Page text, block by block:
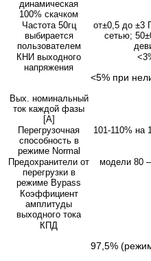
динамическая
100% скачком
Частота 50гц
выбирается
пользователем
от±0,5 до ±3
сетью;
КНИ выходного
напряжения
<5% при
Вых. номинальный
ток каждой фазы
[A]
Перегрузочная
способность в
режиме Normal
101-110% на
Предохранители от
перегрузки в
режиме Bypass
модели 80
Коэффициент
амплитуды
выходного тока
КПД
97,5%